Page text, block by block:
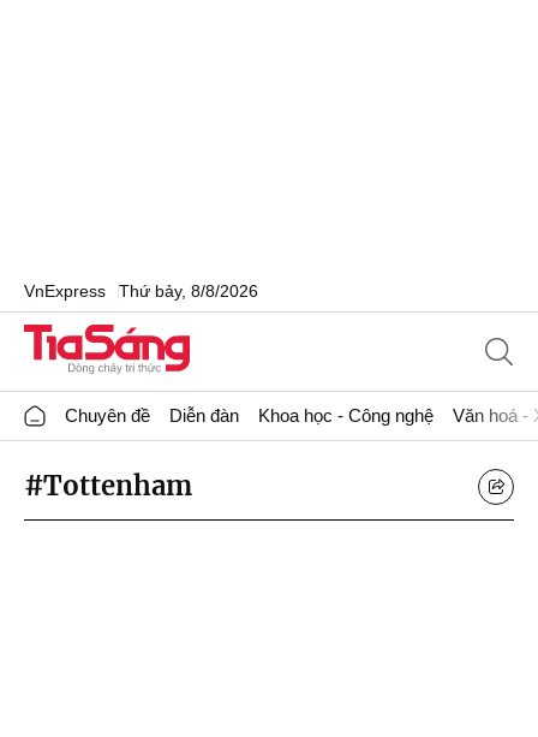
VnExpress Thứ bảy, 8/8/2026
Chuyên đề Diễn đàn Khoa học - Công nghệ Văn hoá -
#Tottenham